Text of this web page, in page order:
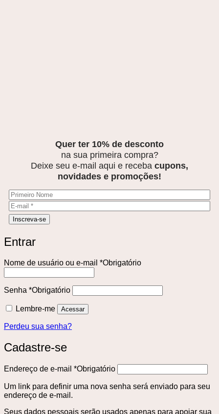
Quer ter 10% de desconto
na sua primeira compra?
Deixe seu e-mail aqui e receba cupons,
novidades e promoções!
Entrar
Nome de usuário ou e-mail *Obrigatório
Senha *Obrigatório
Lembre-me Acessar
Perdeu sua senha?
Cadastre-se
Endereço de e-mail *Obrigatório
Um link para definir uma nova senha será enviado para seu
endereço de e-mail.
Seus dados pessoais serão usados ​​apenas para apoiar sua